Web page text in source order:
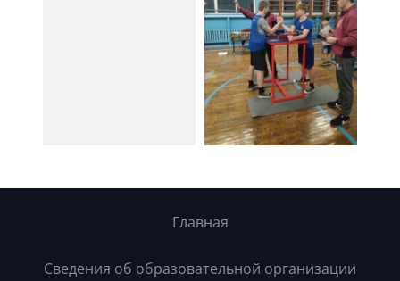
Главная
Сведения об образовательной организации